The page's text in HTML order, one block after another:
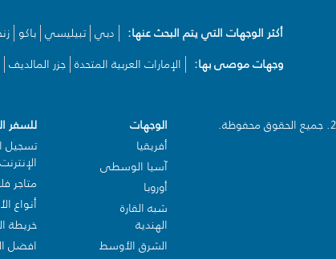
أكثر الوجهات التي يتم البحث عنها: دبي تبيليسي باكو
وجهات موصى بها:
الإمارات العربية المتحدة جزر المالديف
الوجهات
أفريقيا
آسيا الوسطى
أوروبا
شبه القارة
الهندية
الشرق الأوسط
للسفر
تسجيل
الإنترنت
متاجر
أنواع
خريطة
افضل